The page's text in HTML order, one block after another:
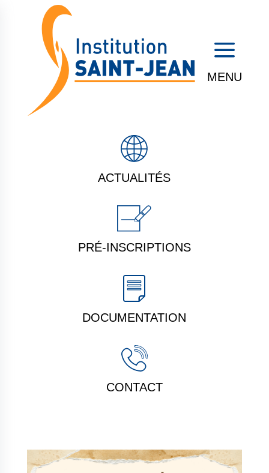
a
ACTUALITÉS
PRÉ-INSCRIPTIONS
DOCUMENTATION
CONTACT